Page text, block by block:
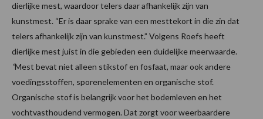
dierlijke mest, waardoor telers daar afhankelijk zijn van
kunstmest. “Er is daar sprake van een mesttekort in die zin dat
telers afhankelijk zijn van kunstmest.” Volgens Roefs heeft
dierlijke mest juist in die gebieden een duidelijke meerwaarde.
“Mest bevat niet alleen stikstof en fosfaat, maar ook andere
voedingsstoffen, sporenelementen en organische stof.
Organische stof is belangrijk voor het bodemleven en het
vochtvasthoudend vermogen. Dat zorgt voor weerbaardere